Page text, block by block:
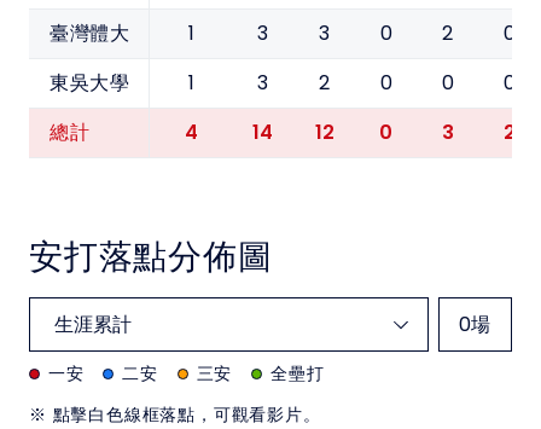
臺灣體大 1 3 3 0 2 0
東吳大學 1 3 2 0 0 0
總計 4 14 12 0 3 2
安打落點分佈圖
0場
一安 二安 三安
全壘打
※ 點擊白色線框落點，可觀看影片。